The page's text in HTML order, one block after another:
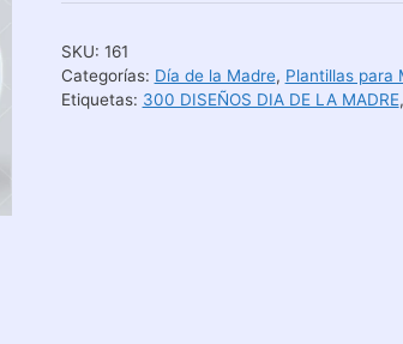
para
del
Día
SKU: 161
Categorías: Día de la Madre, Plantillas para
Etiquetas: 300 DISEÑOS DIA DE LA MADRE,